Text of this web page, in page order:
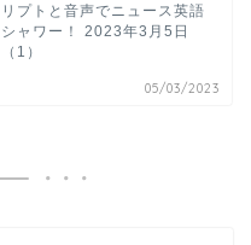
リプトと音声でニュース英語
シャワー！ 2023年3月5日
（1）
05/03/2023